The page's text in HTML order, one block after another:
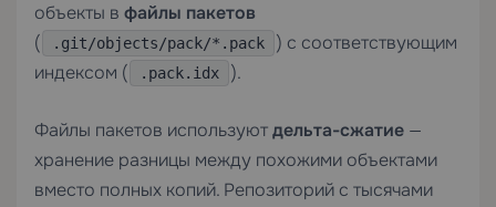
объекты в файлы пакетов
(
.git/objects/pack/*.pack
) с соответствующим
индексом (
.pack.idx ).
Файлы пакетов используютдельта-сжатие —
хранение разницы между похожими объектами
вместо полных копий. Репозиторий с тысячами